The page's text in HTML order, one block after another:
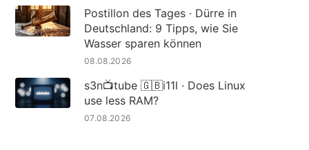
Postillon des Tages · Dürre in
Deutschland: 9 Tipps, wie Sie
Wasser sparen können
08.08.2026
s3n📺tube 🇬🇧i11l · Does Linux
use less RAM?
07.08.2026